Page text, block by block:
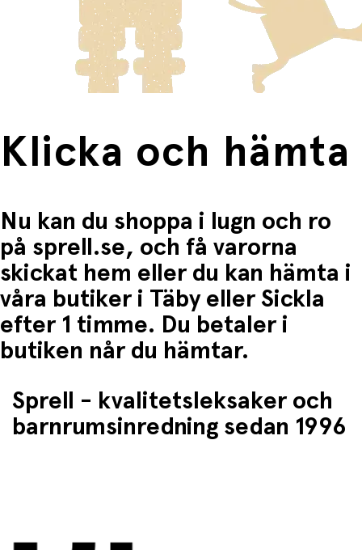
Produkter som omfattas av detta är tydligt märkta, och
frakten för dessa varor visas i kassan.
Fri frakt när du handlar för mer än 1500:-
Klicka och hämta
Nu kan du shoppa i lugn och ro
på sprell.se, och få varorna
skickat hem eller du kan hämta i
våra butiker i Täby eller Sickla
efter 1 timme. Du betaler i
butiken når du hämtar.
Sprell - kvalitetsleksaker och
barnrumsinredning sedan 1996